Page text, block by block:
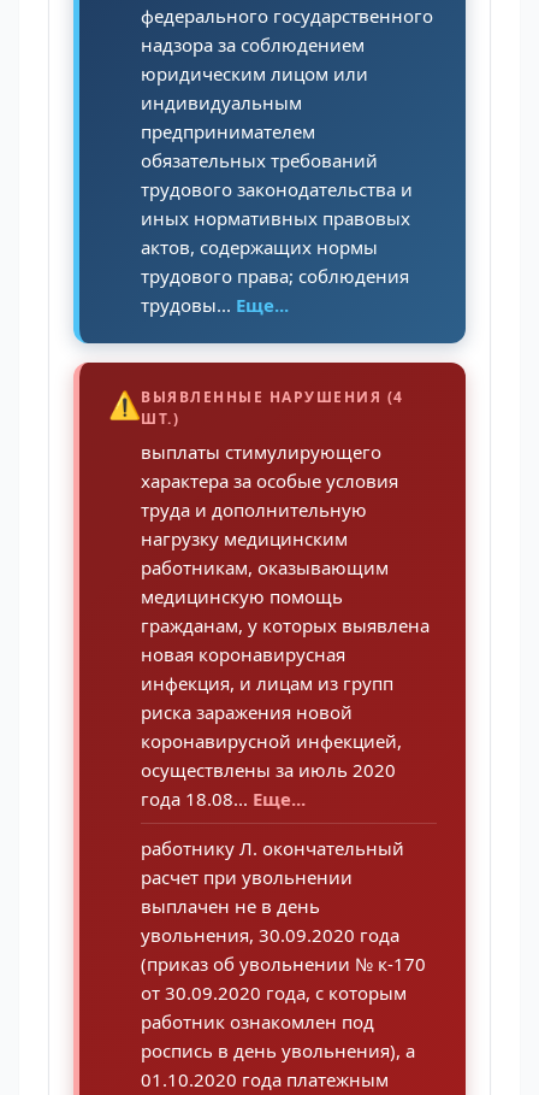
федерального государственного
надзора за соблюдением
юридическим лицом или
индивидуальным
предпринимателем
обязательных требований
трудового законодательства и
иных нормативных правовых
актов, содержащих нормы
трудового права; соблюдения
трудовы... Еще...
⚠️ВЫЯВЛЕННЫЕ НАРУШЕНИЯ (4
ШТ.)
выплаты стимулирующего
характера за особые условия
труда и дополнительную
нагрузку медицинским
работникам, оказывающим
медицинскую помощь
гражданам, у которых выявлена
новая коронавирусная
инфекция, и лицам из групп
риска заражения новой
коронавирусной инфекцией,
осуществлены за июль 2020
года 18.08... Еще...
работнику Л. окончательный
расчет при увольнении
выплачен не в день
увольнения, 30.09.2020 года
(приказ об увольнении № к-170
от 30.09.2020 года, с которым
работник ознакомлен под
роспись в день увольнения), а
01.10.2020 года платежным